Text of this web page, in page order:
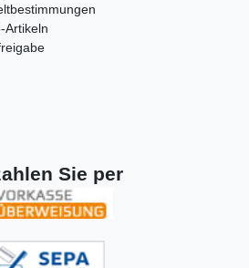
Artikeln
Sie per